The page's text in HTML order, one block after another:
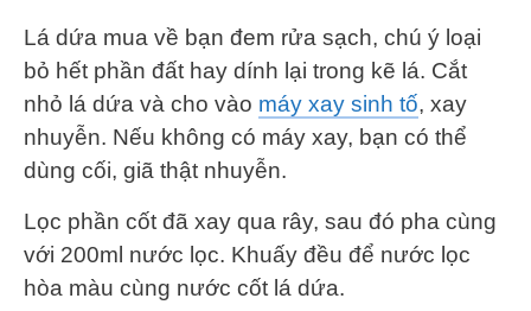
Lá dứa mua về bạn đem rửa sạch, chú ý loại
bỏ hết phần đất hay dính lại trong kẽ lá. Cắt
nhỏ lá dứa và cho vào máy xay sinh tố, xay
nhuyễn. Nếu không có máy xay, bạn có thể
dùng cối, giã thật nhuyễn.
Lọc phần cốt đã xay qua rây, sau đó pha cùng
với 200ml nước lọc. Khuấy đều để nước lọc
hòa màu cùng nước cốt lá dứa.